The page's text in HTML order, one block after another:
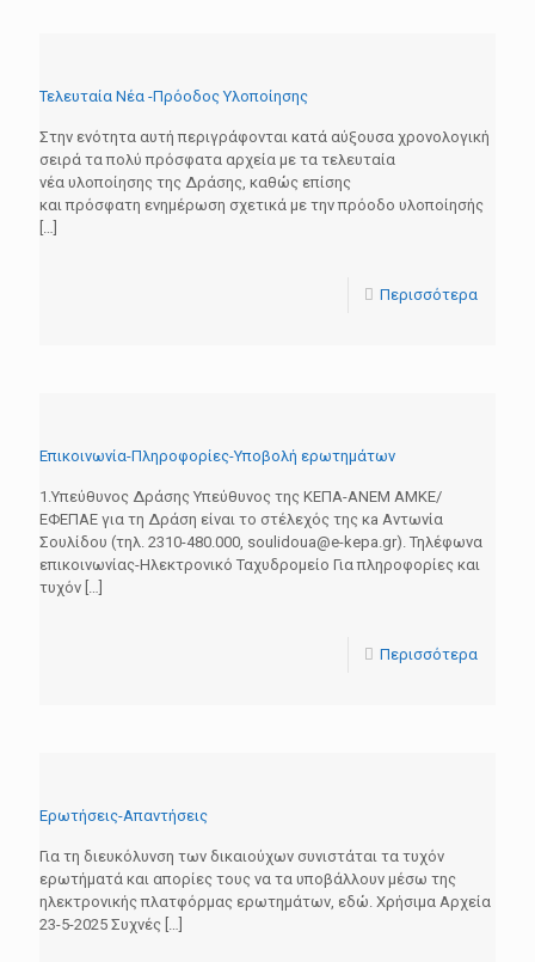
Τελευταία Νέα -Πρόοδος Υλοποίησης
Στην ενότητα αυτή περιγράφονται κατά αύξουσα χρονολογική
σειρά τα πολύ πρόσφατα αρχεία με τα τελευταία
νέα υλοποίησης της Δράσης, καθώς επίσης
και πρόσφατη ενημέρωση σχετικά με την πρόοδο υλοποίησής
[…]
Περισσότερα
Επικοινωνία-Πληροφορίες-Υποβολή ερωτημάτων
1.Υπεύθυνος Δράσης Yπεύθυνος της ΚΕΠΑ-ΑΝΕΜ ΑΜΚΕ/
ΕΦΕΠΑΕ για τη Δράση είναι το στέλεχός της κa Αντωνία
Σουλίδου (τηλ. 2310-480.000, soulidoua@e-kepa.gr). Τηλέφωνα
επικοινωνίας-Ηλεκτρονικό Ταχυδρομείο Για πληροφορίες και
τυχόν […]
Περισσότερα
Ερωτήσεις-Απαντήσεις
Για τη διευκόλυνση των δικαιούχων συνιστάται τα τυχόν
ερωτήματά και απορίες τους να τα υποβάλλουν μέσω της
ηλεκτρονικής πλατφόρμας ερωτημάτων, εδώ. Χρήσιμα Αρχεία
23-5-2025 Συχνές […]